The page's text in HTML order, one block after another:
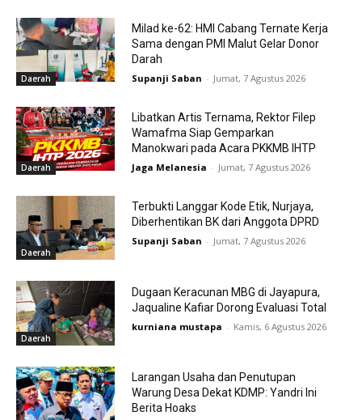
Daerah
Milad ke-62: HMI Cabang Ternate Kerja
Sama dengan PMI Malut Gelar Donor
Darah
Supanji Saban - Jumat, 7 Agustus 2026
Daerah
Libatkan Artis Ternama, Rektor Filep
Wamafma Siap Gemparkan
Manokwari pada Acara PKKMB IHTP
Jaga Melanesia - Jumat, 7 Agustus 2026
Daerah
Terbukti Langgar Kode Etik, Nurjaya,
Diberhentikan BK dari Anggota DPRD
Supanji Saban - Jumat, 7 Agustus 2026
Daerah
Dugaan Keracunan MBG di Jayapura,
Jaqualine Kafiar Dorong Evaluasi Total
kurniana mustapa - Kamis, 6 Agustus 2026
Larangan Usaha dan Penutupan
Warung Desa Dekat KDMP: Yandri Ini
Berita Hoaks